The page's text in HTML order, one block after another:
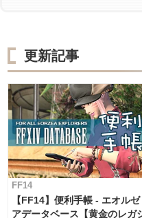
更新記事
FF14
【FF14】便利手帳 - エオルゼ
アデータベース【黄金のレガ